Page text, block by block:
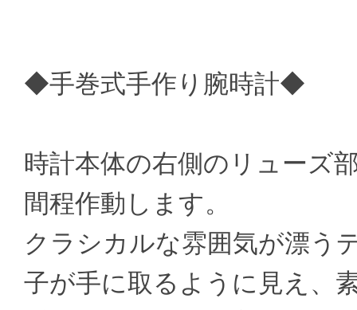
◆手巻式手作り腕時計◆
時計本体の右側のリューズ
間程作動します。
クラシカルな雰囲気が漂う
子が手に取るように見え、